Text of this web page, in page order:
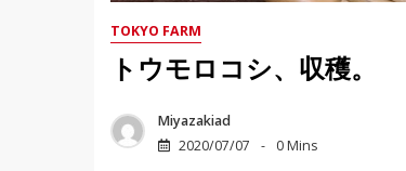
TOKYO FARM
トウモロコシ、収穫。
Miyazakiad
2020/07/07
0 Mins